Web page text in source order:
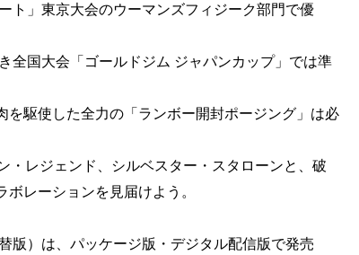
ト」東京大会のウーマンズフィジーク部門で優
全国大会「ゴールドジム ジャパンカップ」では準
駆使した全力の「ランボー開封ポージング」は必
・レジェンド、シルベスター・スタローンと、破
レーションを見届けよう。
版）は、パッケージ版・デジタル配信版で発売